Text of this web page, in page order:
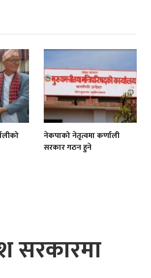
नेकपाको नेतृत्वमा कर्णाली
सरकार गठन हुने
सरकारमा